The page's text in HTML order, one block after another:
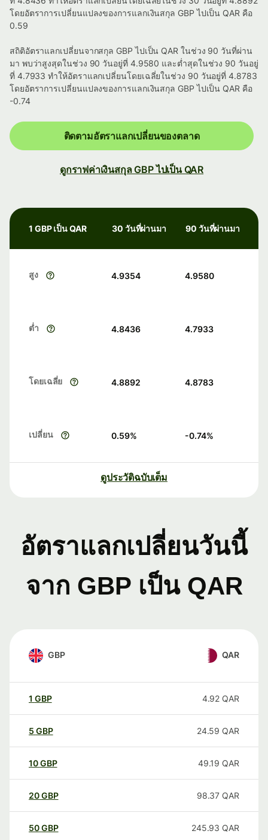
โดยอัตราการเปลี่ยนแปลงของการแลกเงินสกุล GBP ไปเป็น QAR คือ
0.59
สถิติอัตราแลกเปลี่ยนจากสกุล GBP ไปเป็น QAR ในช่วง 90 วันที่ผ่าน
มา พบว่าสูงสุดในช่วง 90 วันอยู่ที่ 4.9580 และต่ำสุดในช่วง 90 วันอยู่
ที่ 4.7933 ทำให้อัตราแลกเปลี่ยนโดยเฉลี่ยในช่วง 90 วันอยู่ที่ 4.8783
โดยอัตราการเปลี่ยนแปลงของการแลกเงินสกุล GBP ไปเป็น QAR คือ
-0.74
ติดตามอัตราแลกเปลี่ยนของตลาด
ดูกราฟค่าเงินสกุล GBP ไปเป็น QAR
1 GBP เป็น QAR 30 วันที่ผ่านมา 90 วันที่ผ่านมา
สูง 4.9354 4.9580
ต่ำ 4.8436 4.7933
โดยเฉลี่ย 4.8892 4.8783
เปลี่ยน 0.59% -0.74%
ดูประวัติฉบับเต็ม
อัตราแลกเปลี่ยนวันนี้
จาก GBP เป็น QAR
GBP QAR
1 GBP 4.92 QAR
5 GBP 24.59 QAR
10GBP 49.19 QAR
20GBP 98.37 QAR
50GBP 245.93 QAR